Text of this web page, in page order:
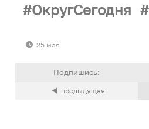
ОкругСегодня
25 мая